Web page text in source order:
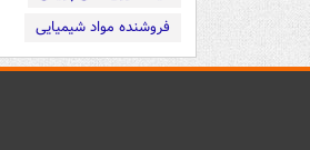
فروشنده مواد شیمیایی